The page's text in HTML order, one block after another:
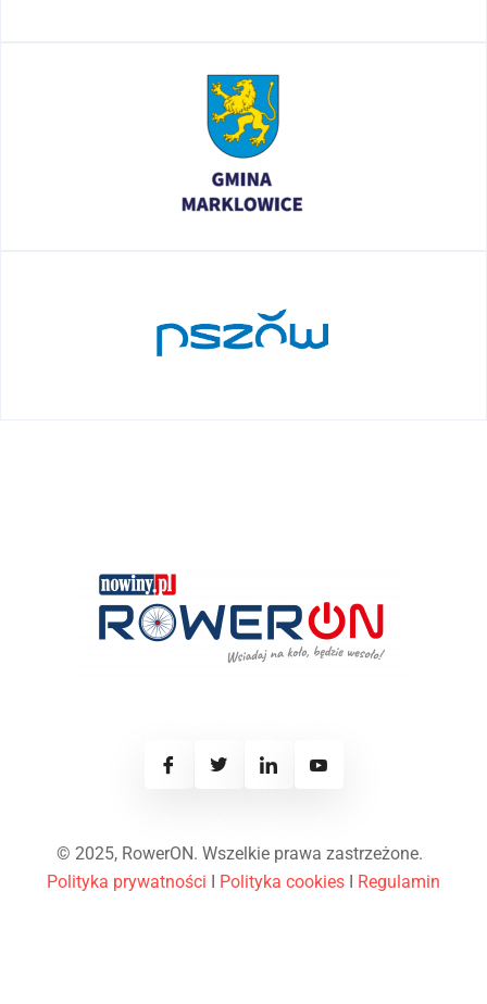
© 2025, RowerON. Wszelkie prawa zastrzeżone.
Polityka prywatności I Polityka cookies I Regulamin